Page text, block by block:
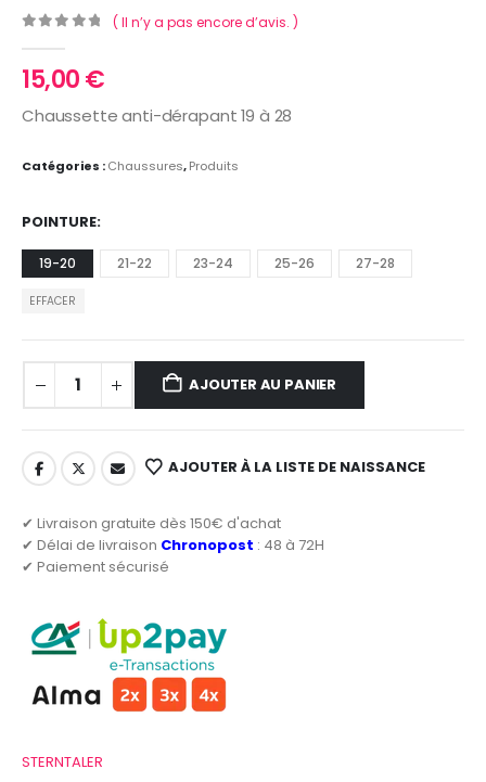
( Il n’y a pas encore d’avis. )
15,00€
Chaussette anti-dérapant 19 à 28
Catégories :Chaussures,Produits
POINTURE
19-20 21-22 23-24 25-26 27-28
EFFACER
AJOUTER AU PANIER
AJOUTER À LA LISTE DE NAISSANCE
✔ Livraison gratuite dès 150€ d'achat
✔ Délai de livraison Chronopost : 48 à 72H
✔ Paiement sécurisé
STERNTALER